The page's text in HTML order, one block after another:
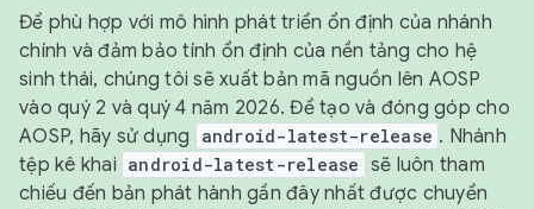
Để phù hợp với mô hình phát triển ổn định của nhánh
chính và đảm bảo tính ổn định của nền tảng cho hệ
sinh thái, chúng tôi sẽ xuất bản mã nguồn lên AOSP
vào quý 2 và quý 4 năm 2026. Để tạo và đóng góp cho
AOSP, hãy sử dụng
android-latest-release . Nhánh
tệp kê khai android-latest-release sẽ luôn tham
chiếu đến bản phát hành gần đây nhất được chuyển